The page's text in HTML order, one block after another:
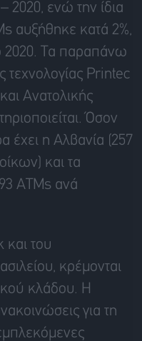
2020, ενώ την ίδια
αυξήθηκε κατά 2%,
2020. Τα παραπάνω
τεχνολογίας Printec
Ανατολικής
Όσον
έχει η Αλβανία (257
και τα
ATMs ανά
και του
κρέμονται
κλάδου. Η
για τη